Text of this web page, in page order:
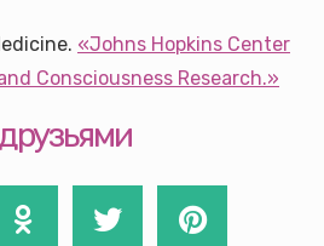
«Johns Hopkins Center
Consciousness Research.»